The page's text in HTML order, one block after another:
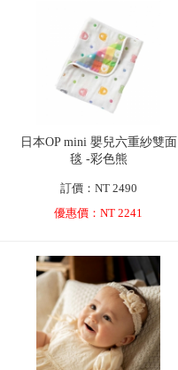
日本OP mini 嬰兒六重紗雙面
毯 -彩色熊
訂價：NT 2490
優惠價：NT 2241